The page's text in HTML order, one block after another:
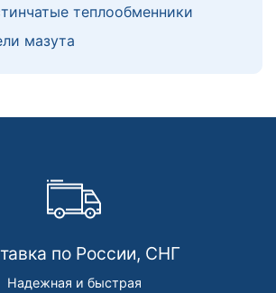
теплообменники
мазута
по России, СНГ
Надежная и быстрая